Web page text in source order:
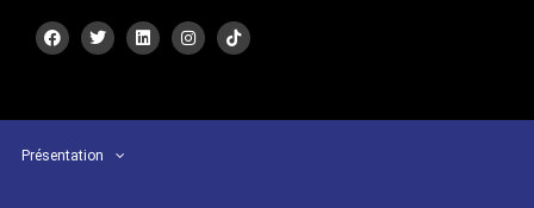
Présentation